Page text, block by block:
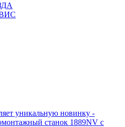
уникальную новинку -
станок 1889NV с